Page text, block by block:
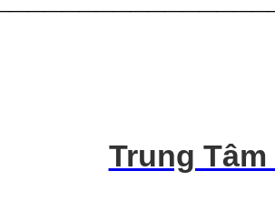
Trung